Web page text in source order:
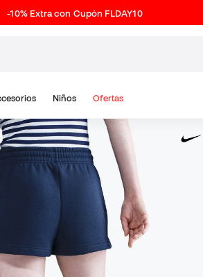
-10% Extra con Cupón FLDAY10
Niños Ofertas